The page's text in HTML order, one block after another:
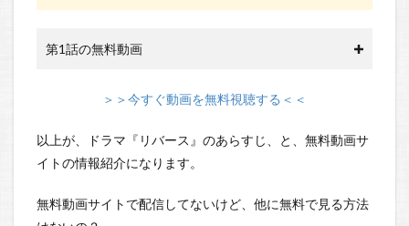
第1話の無料動画
＞＞今すぐ動画を無料視聴する＜＜
以上が、ドラマ『リバース』のあらすじ、と、無料動画サ
イトの情報紹介になります。
無料動画サイトで配信してないけど、他に無料で見る方法